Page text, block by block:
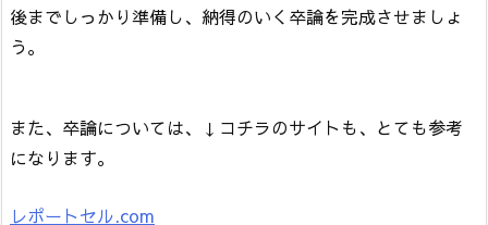
後までしっかり準備し、納得のいく卒論を完成させましょ
う。
また、卒論については、↓コチラのサイトも、とても参考
になります。
レポートセル.com